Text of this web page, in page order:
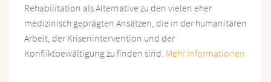
Rehabilitation als Alternative zu den vielen eher
medizinisch geprägten Ansätzen, die in der humanitären
Arbeit, der Krisenintervention und der
Konfliktbewältigung zu finden sind. Mehr Informationen